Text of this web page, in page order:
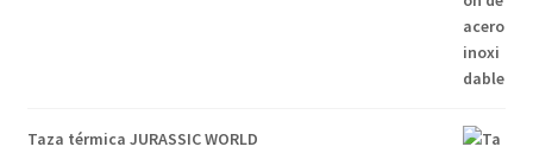
Taza térmica JURASSIC WORLD